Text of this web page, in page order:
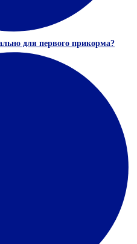
для первого прикорма?